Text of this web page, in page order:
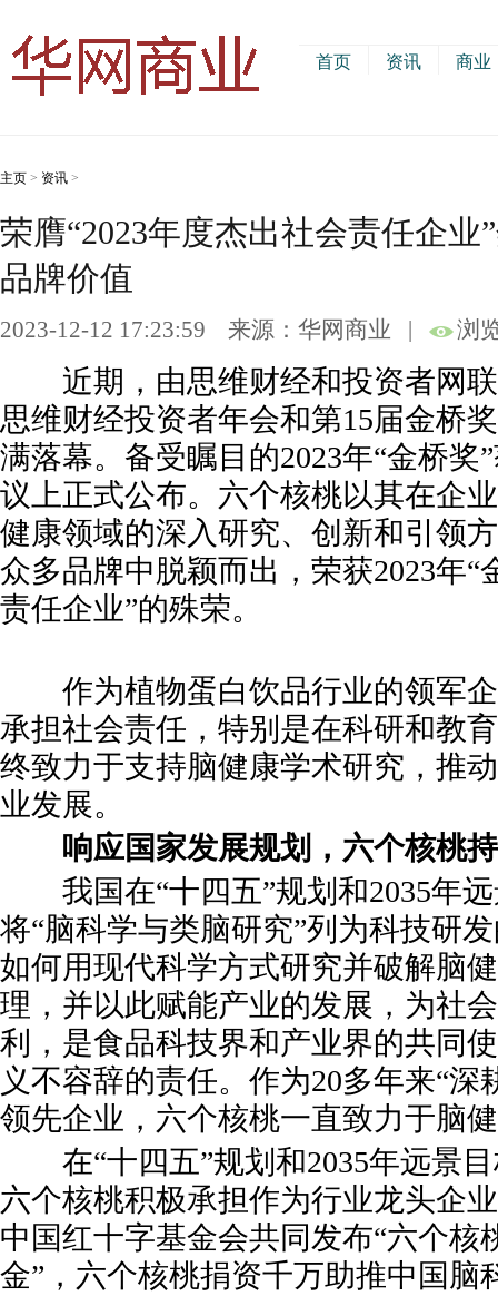
首页 资讯 商业
主页 > 资讯 >
荣膺“2023年度杰出社会责任企业
品牌价值
2023-12-12 17:23:59 来源：华网商业 | 浏
近期，由思维财经和投资者网联
思维财经投资者年会和第15届金桥
满落幕。备受瞩目的2023年“金桥奖
议上正式公布。六个核桃以其在企
健康领域的深入研究、创新和引领
众多品牌中脱颖而出，荣获2023年“
责任企业”的殊荣。
作为植物蛋白饮品行业的领军企
承担社会责任，特别是在科研和教
终致力于支持脑健康学术研究，推
业发展。
响应国家发展规划，六个核桃
我国在“十四五”规划和2035年远
将“脑科学与类脑研究”列为科技研
如何用现代科学方式研究并破解脑
理，并以此赋能产业的发展，为社
利，是食品科技界和产业界的共同
义不容辞的责任。作为20多年来“深
领先企业，六个核桃一直致力于脑
在“十四五”规划和2035年远景目
六个核桃积极承担作为行业龙头企
中国红十字基金会共同发布“六个核
金”，六个核桃捐资千万助推中国脑